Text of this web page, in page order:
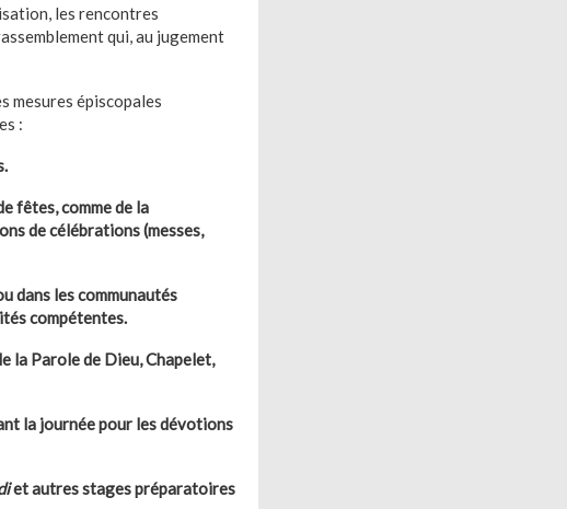
les rencontres
qui, au jugement
mesures épiscopales
:
fêtes, comme de la
de célébrations (messes,
dans les communautés
compétentes.
la Parole de Dieu, Chapelet,
la journée pour les dévotions
et autres stages préparatoires